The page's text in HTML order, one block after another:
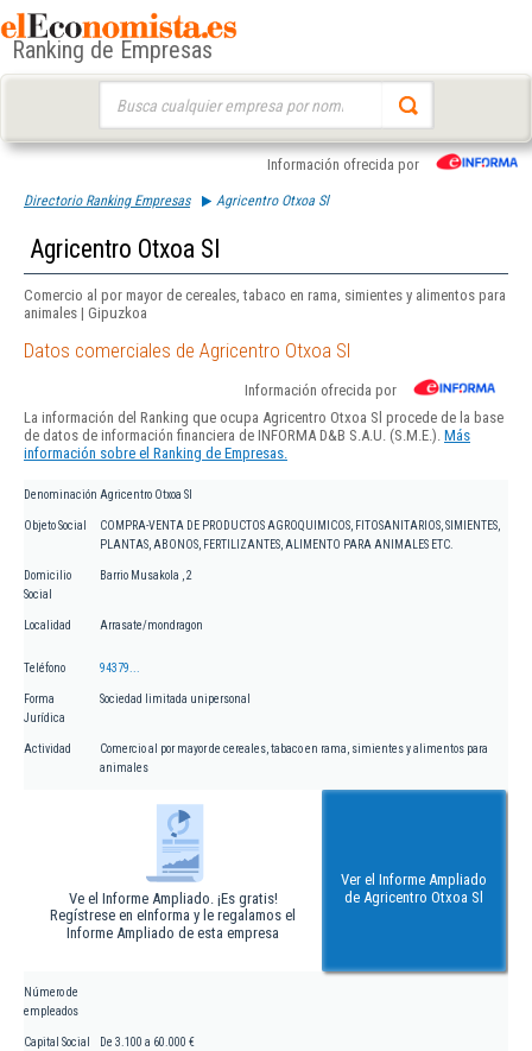
Ranking de Empresas
Información ofrecida por
Directorio Ranking Empresas Agricentro Otxoa Sl
Agricentro Otxoa Sl
Comercio al por mayor de cereales, tabaco en rama, simientes y alimentos para
animales | Gipuzkoa
Datos comerciales de Agricentro Otxoa Sl
Información ofrecida por
La información del Ranking que ocupa Agricentro Otxoa Sl procede de la base
de datos de información financiera de INFORMA D&B S.A.U. (S.M.E.). Más
información sobre el Ranking de Empresas.
Denominación Agricentro Otxoa Sl
Objeto Social
COMPRA-VENTA DE PRODUCTOS AGROQUIMICOS, FITOSANITARIOS, SIMIENTES,
PLANTAS, ABONOS, FERTILIZANTES, ALIMENTO PARA ANIMALES ETC.
Domicilio
Social
Barrio Musakola , 2
Localidad Arrasate/mondragon
Teléfono 94379...
Forma
Jurídica
Sociedad limitada unipersonal
Actividad
Comercio al por mayor de cereales, tabaco en rama, simientes y alimentos para
animales
Ve el Informe Ampliado. ¡Es gratis!
Regístrese en eInforma y le regalamos el
Informe Ampliado de esta empresa
Ver el Informe Ampliado
de Agricentro Otxoa Sl
Número de
empleados
Capital Social De 3.100 a 60.000 €